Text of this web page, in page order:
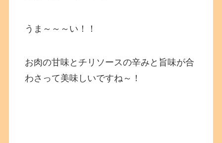
うま～～～い！！
お肉の甘味とチリソースの辛みと旨味が合
わさって美味しいですね～！